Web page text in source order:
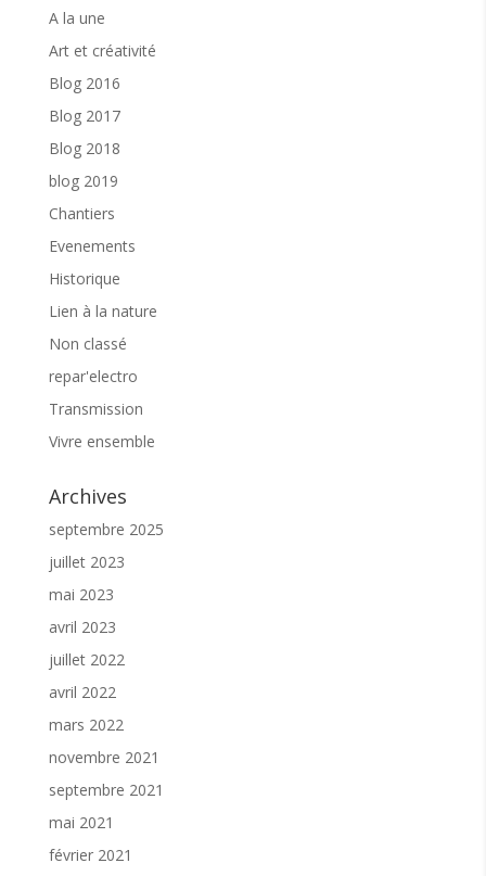
A la une
Art et créativité
Blog 2016
Blog 2017
Blog 2018
blog 2019
Chantiers
Evenements
Historique
Lien à la nature
Non classé
repar'electro
Transmission
Vivre ensemble
Archives
septembre 2025
juillet 2023
mai 2023
avril 2023
juillet 2022
avril 2022
mars 2022
novembre 2021
septembre 2021
mai 2021
février 2021